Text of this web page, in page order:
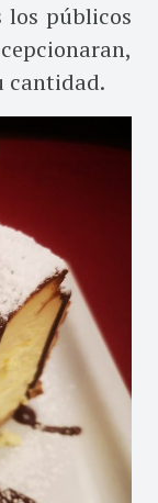
los públicos
cantidad.